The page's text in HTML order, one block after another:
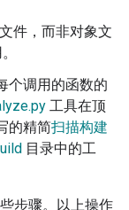
件，而非对象文
个调用的函数的
工具在顶
的精简扫描构建
目录中的工
步骤。以上操作